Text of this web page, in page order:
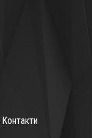
Контакти